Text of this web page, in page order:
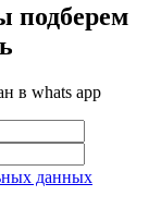
подберем
в whats app
данных